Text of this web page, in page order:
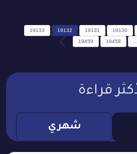
19130
19131
19132
19133
19458
19459
قراءة
شهري